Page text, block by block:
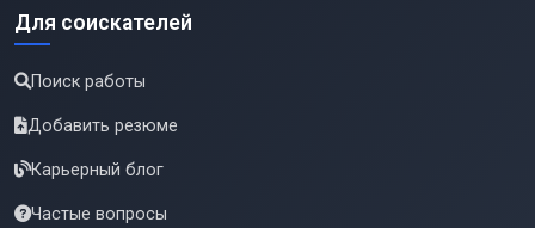
Для соискателей
Поиск работы
Добавить резюме
Карьерный блог
Частые вопросы